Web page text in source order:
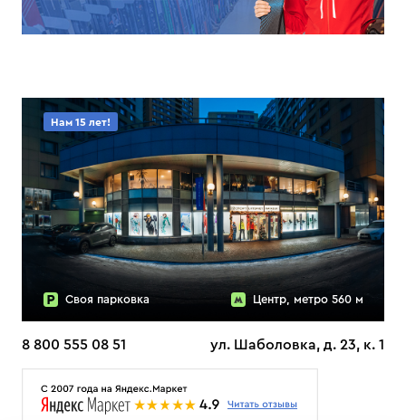
Нам 15 лет!
Своя парковка Центр, метро 560 м
8 800 555 08 51 ул. Шаболовка, д. 23, к. 1